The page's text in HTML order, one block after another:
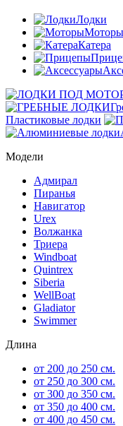
Лодки
Моторы
Катера
Пластиковые лодки
Модели
Адмирал
Пиранья
Навигатор
Urex
Волжанка
Триера
Windboat
Quintrex
Siberia
WellBoat
Gladiator
Swimmer
Длина
от 200 до 250 см.
от 250 до 300 см.
от 300 до 350 см.
от 350 до 400 см.
от 400 до 450 см.